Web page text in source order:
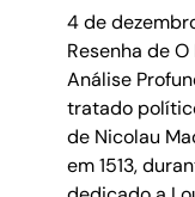
4 de
Resenha de
Análise
tratado
de Nicolau
em 1513,